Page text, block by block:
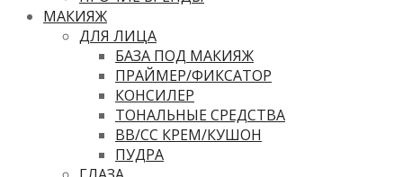
МАКИЯЖ
ДЛЯ ЛИЦА
БАЗА ПОД МАКИЯЖ
ПРАЙМЕР/ФИКСАТОР
КОНСИЛЕР
ТОНАЛЬНЫЕ СРЕДСТВА
ВВ/CC КРЕМ/КУШОН
ПУДРА